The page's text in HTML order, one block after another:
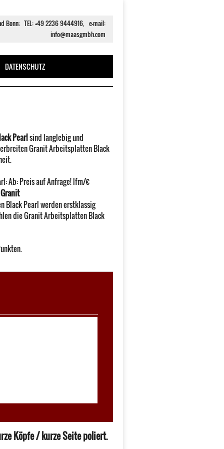
Bonn; TEL: +49 2236 9444916, e-mail:
info@maasgmbh.com
DATENSCHUTZ
Pearlsind langlebig und
Granit Arbeitsplatten Black
:Ab:Preis auf Anfrage!lfm/€
Black Pearl werden erstklassig
die Granit Arbeitsplatten Black
Köpfe / kurze Seite poliert.